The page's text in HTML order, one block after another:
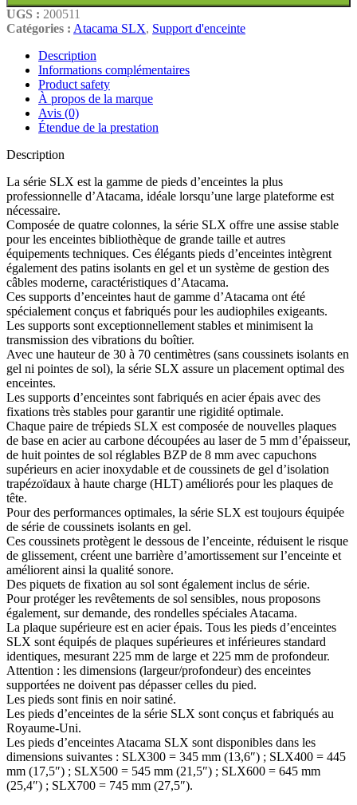
UGS : 200511
Catégories : Atacama SLX, Support d'enceinte
Description
Informations complémentaires
Product safety
À propos de la marque
Avis (0)
Étendue de la prestation
Description
La série SLX est la gamme de pieds d’enceintes la plus
professionnelle d’Atacama, idéale lorsqu’une large plateforme est
nécessaire.
Composée de quatre colonnes, la série SLX offre une assise stable
pour les enceintes bibliothèque de grande taille et autres
équipements techniques. Ces élégants pieds d’enceintes intègrent
également des patins isolants en gel et un système de gestion des
câbles moderne, caractéristiques d’Atacama.
Ces supports d’enceintes haut de gamme d’Atacama ont été
spécialement conçus et fabriqués pour les audiophiles exigeants.
Les supports sont exceptionnellement stables et minimisent la
transmission des vibrations du boîtier.
Avec une hauteur de 30 à 70 centimètres (sans coussinets isolants en
gel ni pointes de sol), la série SLX assure un placement optimal des
enceintes.
Les supports d’enceintes sont fabriqués en acier épais avec des
fixations très stables pour garantir une rigidité optimale.
Chaque paire de trépieds SLX est composée de nouvelles plaques
de base en acier au carbone découpées au laser de 5 mm d’épaisseur,
de huit pointes de sol réglables BZP de 8 mm avec capuchons
supérieurs en acier inoxydable et de coussinets de gel d’isolation
trapézoïdaux à haute charge (HLT) améliorés pour les plaques de
tête.
Pour des performances optimales, la série SLX est toujours équipée
de série de coussinets isolants en gel.
Ces coussinets protègent le dessous de l’enceinte, réduisent le risque
de glissement, créent une barrière d’amortissement sur l’enceinte et
améliorent ainsi la qualité sonore.
Des piquets de fixation au sol sont également inclus de série.
Pour protéger les revêtements de sol sensibles, nous proposons
également, sur demande, des rondelles spéciales Atacama.
La plaque supérieure est en acier épais. Tous les pieds d’enceintes
SLX sont équipés de plaques supérieures et inférieures standard
identiques, mesurant 225 mm de large et 225 mm de profondeur.
Attention : les dimensions (largeur/profondeur) des enceintes
supportées ne doivent pas dépasser celles du pied.
Les pieds sont finis en noir satiné.
Les pieds d’enceintes de la série SLX sont conçus et fabriqués au
Royaume-Uni.
Les pieds d’enceintes Atacama SLX sont disponibles dans les
dimensions suivantes : SLX300 = 345 mm (13,6″) ; SLX400 = 445
mm (17,5″) ; SLX500 = 545 mm (21,5″) ; SLX600 = 645 mm
(25,4″) ; SLX700 = 745 mm (27,5″).